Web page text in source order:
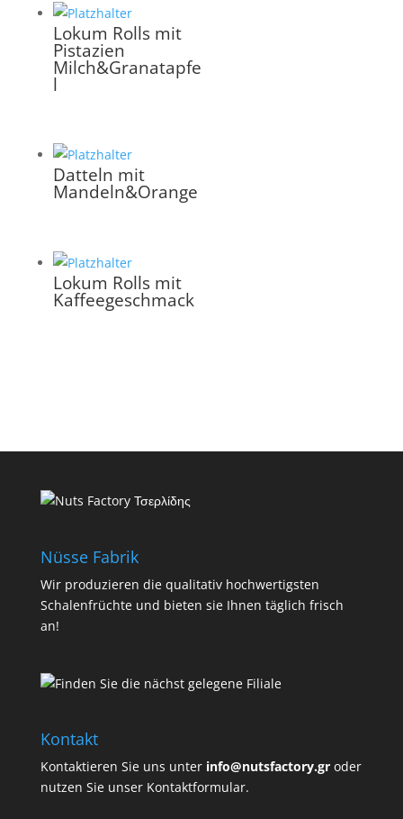
Lokum Rolls mit
Pistazien
Milch&Granatapfe
l
Datteln mit
Mandeln&Orange
Lokum Rolls mit
Kaffeegeschmack
Nüsse Fabrik
Wir produzieren die qualitativ hochwertigsten
Schalenfrüchte und bieten sie Ihnen täglich frisch
an!
Kontakt
Kontaktieren Sie uns unter info@nutsfactory.groder
nutzen Sie unser Kontaktformular.